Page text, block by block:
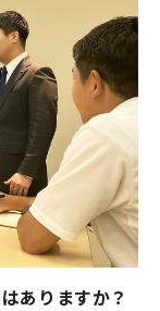
ありますか？